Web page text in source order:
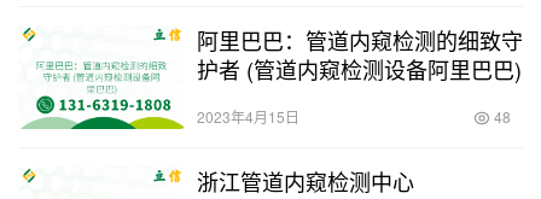
阿里巴巴：管道内窥检测的细致守
护者 (管道内窥检测设备阿里巴巴)
2023年4月15日 48
浙江管道内窥检测中心